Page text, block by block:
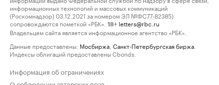
информационных технологий и массовых коммуникаций
(Роскомнадзор) 03.12.2021 за номером ЭЛ №ФС77-82385)
сопровождаются пометкой «РБК».
18+ letters@rbc.ru
Владельцем сайта является информационное агентство «РБК».
Данные предоставлены: Мосбиржа Санкт-Петербургская биржа
Индексы облигаций предоставлены Cbonds.
Информация об ограничениях